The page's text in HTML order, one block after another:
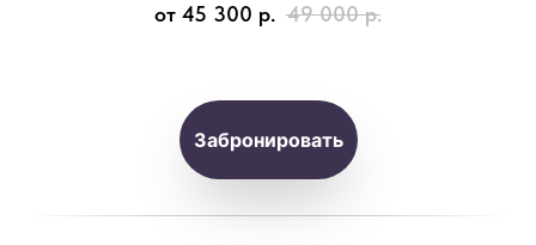
от 45 300 р. 49 000 р.
Забронировать